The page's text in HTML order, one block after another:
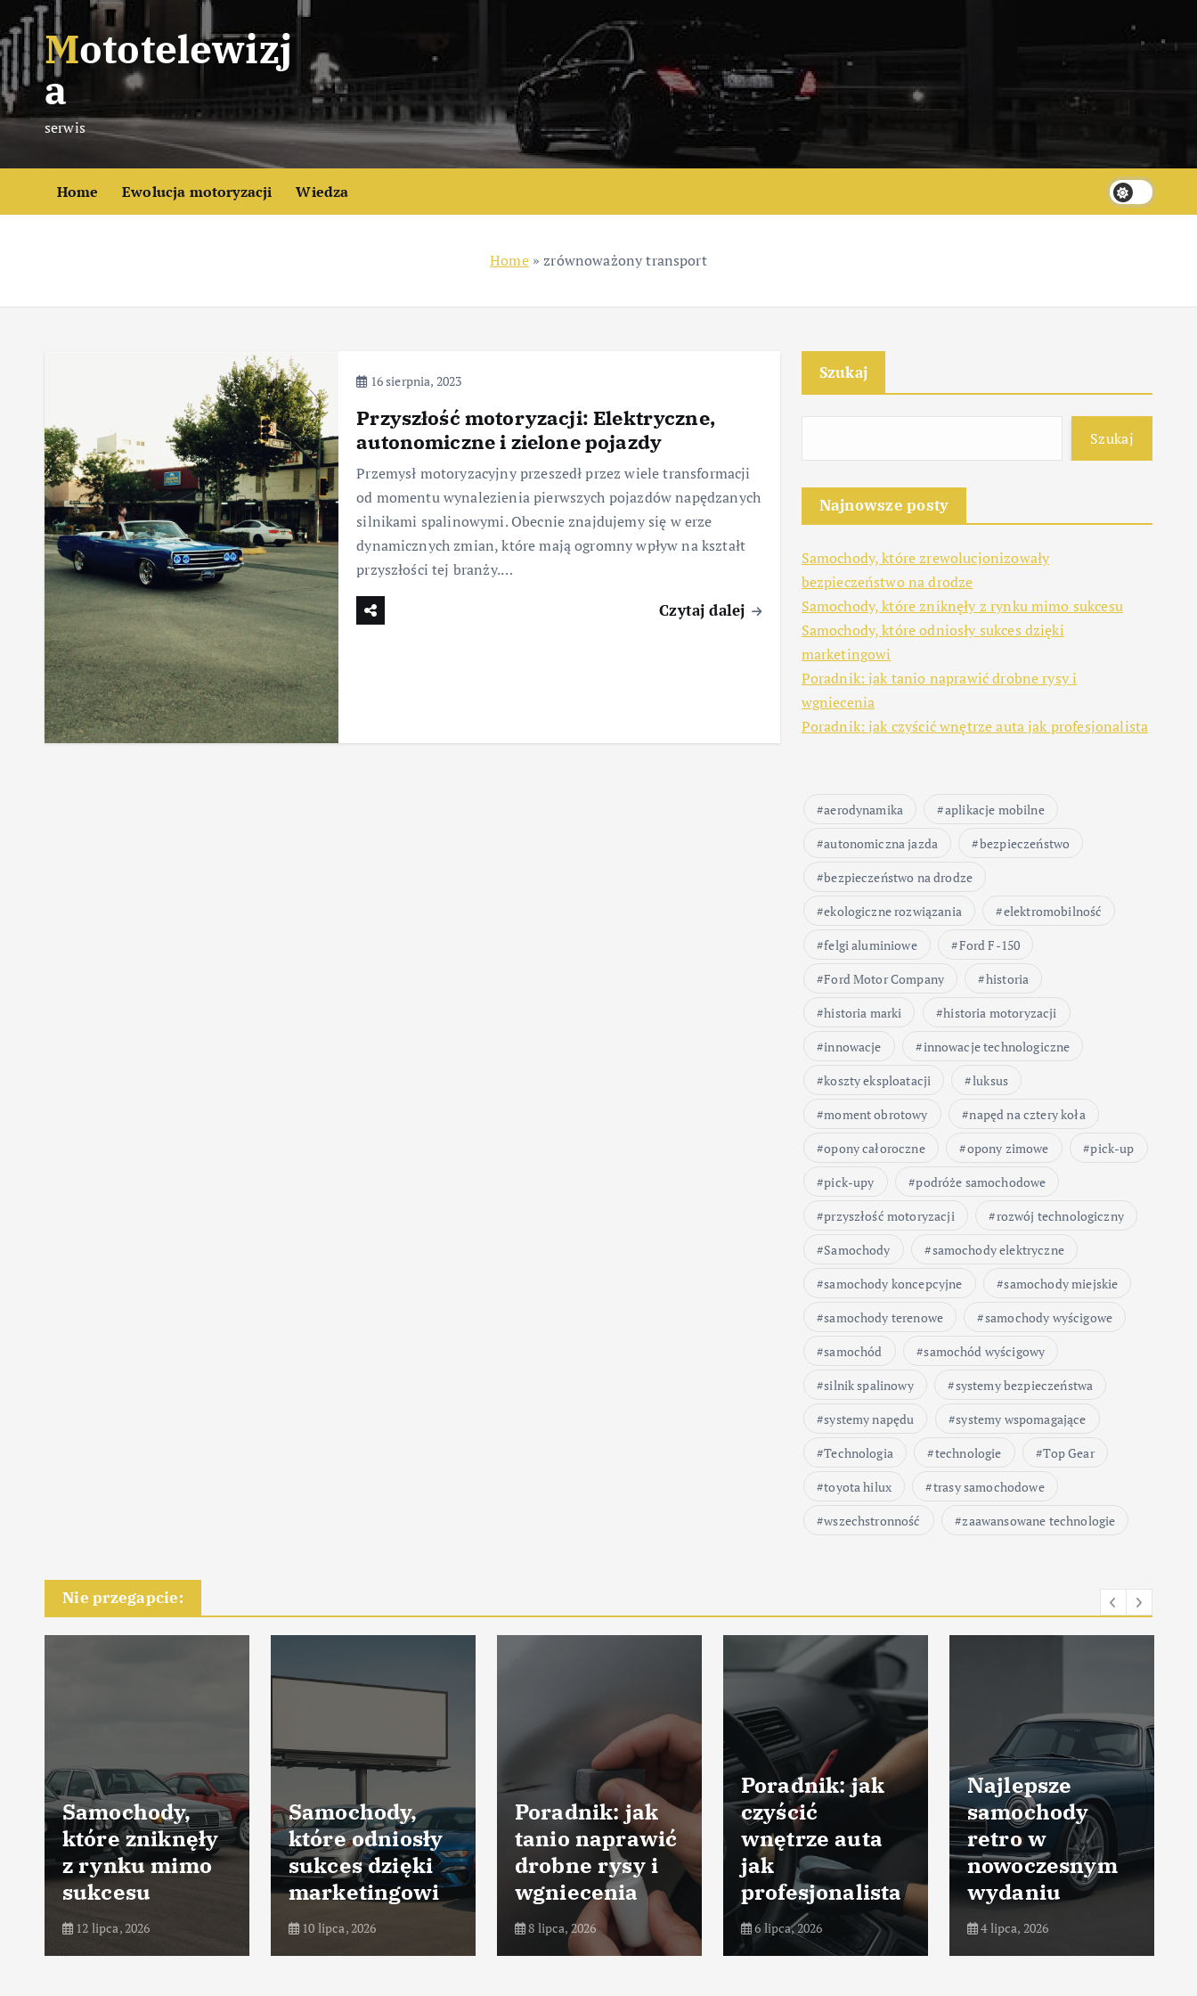
k
i
p
t
Mototelewizj
a
serwis
Home Ewolucja motoryzacji Wiedza
Home»zrównoważony transport
16 sierpnia, 2023
Przyszłość motoryzacji: Elektryczne,
autonomiczne i zielone pojazdy
Przemysł motoryzacyjny przeszedł przez wiele transformacji
od momentu wynalezienia pierwszych pojazdów napędzanych
silnikami spalinowymi. Obecnie znajdujemy się w erze
dynamicznych zmian, które mają ogromny wpływ na kształt
przyszłości tej branży.…
Czytaj dalej
Szukaj
Szukaj
Najnowsze posty
Samochody, które zrewolucjonizowały
bezpieczeństwo na drodze
Samochody, które zniknęły z rynku mimo sukcesu
Samochody, które odniosły sukces dzięki
marketingowi
Poradnik: jak tanio naprawić drobne rysy i
wgniecenia
Poradnik: jak czyścić wnętrze auta jak profesjonalista
aerodynamika
aplikacje mobilne
autonomiczna jazda
bezpieczeństwo
bezpieczeństwo na drodze
ekologiczne rozwiązania
elektromobilność
felgi aluminiowe
Ford F-150
Ford Motor Company
historia
historia marki
historia motoryzacji
innowacje
innowacje technologiczne
koszty eksploatacji
luksus
moment obrotowy
napęd na cztery koła
opony całoroczne
opony zimowe
pick-up
pick-upy
podróże samochodowe
przyszłość motoryzacji
rozwój technologiczny
Samochody
samochody elektryczne
samochody koncepcyjne
samochody miejskie
samochody terenowe
samochody wyścigowe
samochód
samochód wyścigowy
silnik spalinowy
systemy bezpieczeństwa
systemy napędu
systemy wspomagające
Technologia
technologie
Top Gear
toyota hilux
trasy samochodowe
wszechstronność
zaawansowane technologie
Nie przegapcie:
Samochody,
które zniknęły
z rynku mimo
sukcesu
12 lipca, 2026
Samochody,
które odniosły
sukces dzięki
marketingowi
10 lipca, 2026
Poradnik: jak
tanio naprawić
drobne rysy i
wgniecenia
8 lipca, 2026
Poradnik: jak
czyścić
wnętrze auta
jak
profesjonalista
6 lipca, 2026
Najlepsze
samochody
retro w
nowoczesnym
wydaniu
4 lipca, 2026